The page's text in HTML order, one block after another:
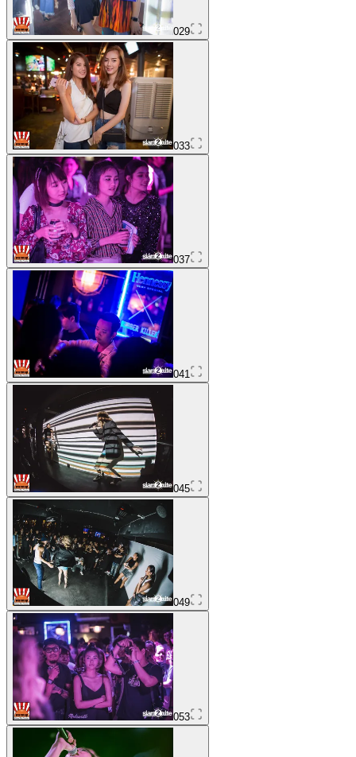
029
033
037
041
045
049
053